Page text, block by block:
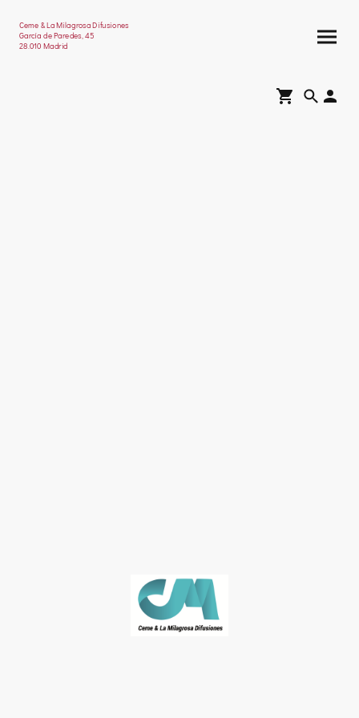
Ceme & La Milagrosa Difusiones
García de Paredes, 45
28.010 Madrid